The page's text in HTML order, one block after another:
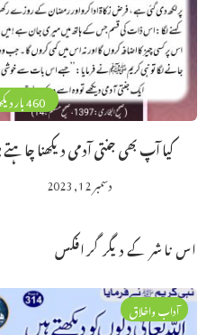
460 بار دیکھا گیا
کیا آپ بھی جنتی آدمی دیکھنا
دسمبر 12, 2023
اس ناشر کے دیگر گرافکس
آداب واخلاق